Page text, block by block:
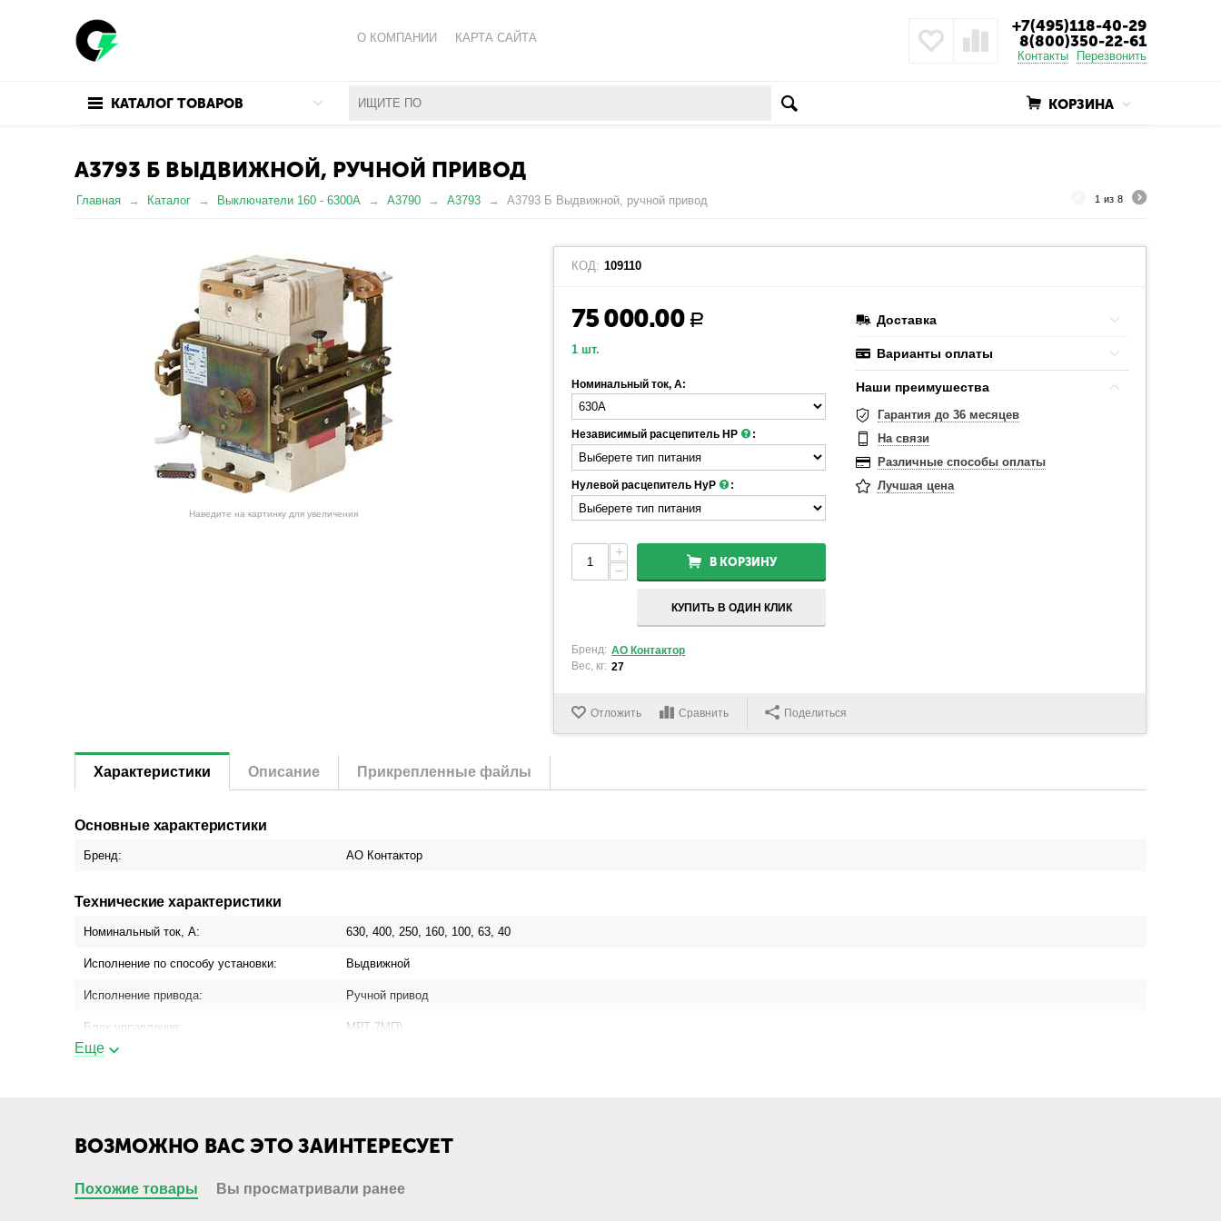
О КОМПАНИИ КАРТА САЙТА
+7(495)118-40-29
8(800)350-22-61
Контакты Перезвонить
КАТАЛОГ ТОВАРОВ КОРЗИНА
А3793 Б ВЫДВИЖНОЙ, РУЧНОЙ ПРИВОД
Главная Каталог Выключатели 160 - 6300А А3790 А3793 А3793 Б Выдвижной, ручной привод 1 из 8
Наведите на картинку для увеличения
КОД: 109110
75 000.00 Р
1 шт.
Номинальный ток, А:
Независимый расцепитель НР :
Нулевой расцепитель НуР :
+
−
В КОРЗИНУ
КУПИТЬ В ОДИН КЛИК
Бренд: АО Контактор
Вес, кг: 27
Доставка
Варианты оплаты
Наши преимушества
Гарантия до 36 месяцев
На связи
Различные способы оплаты
Лучшая цена
Отложить Сравнить Поделиться
Характеристики Описание Прикрепленные файлы
Основные характеристики
Бренд: АО Контактор
Технические характеристики
Номинальный ток, А: 630, 400, 250, 160, 100, 63, 40
Исполнение по способу установки: Выдвижной
Исполнение привода: Ручной привод
Блок управления: МРТ-7МП)
Присоединение шинопровода:
Присоединение кабеля без кабельного
наконечника:
Нет
Габариты
Еще
ВОЗМОЖНО ВАС ЭТО ЗАИНТЕРЕСУЕТ
Похожие товары Вы просматривали ранее